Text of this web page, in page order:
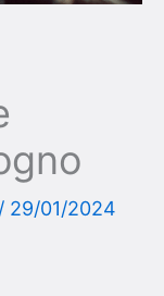
/ 29/01/2024